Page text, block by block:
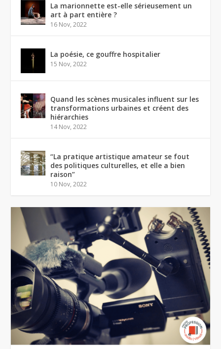
La marionnette est-elle sérieusement un
art à part entière ?
16 Nov, 2022
La poésie, ce gouffre hospitalier
15 Nov, 2022
Quand les scènes musicales influent sur les
transformations urbaines et créent des
hiérarchies
14 Nov, 2022
“La pratique artistique amateur se fout
des politiques culturelles, et elle a bien
raison”
10 Nov, 2022